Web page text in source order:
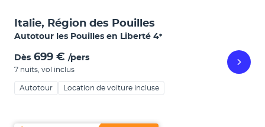
Italie, Région des Pouilles
Autotour les Pouilles en Liberté 4*
Dès 699 € /pers
7 nuits vol inclus
Autotour Location de voiture incluse